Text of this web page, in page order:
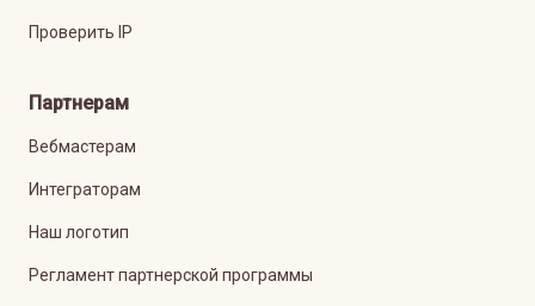
Проверить IP
Партнерам
Вебмастерам
Интеграторам
Наш логотип
Регламент партнерской программы